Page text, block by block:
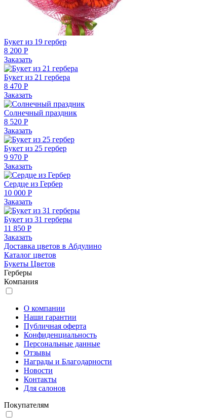
Букет из 19 гербер
8 200 Р
Заказать
Букет из 21 гербера
8 470 Р
Заказать
Солнечный праздник
8 520 Р
Заказать
Букет из 25 гербер
9 970 Р
Заказать
Сердце из Гербер
10 000 Р
Заказать
Букет из 31 герберы
11 850 Р
Заказать
Доставка цветов в Абдулино
Каталог цветов
Букеты Цветов
Герберы
Компания
О компании
Наши гарантии
Публичная оферта
Конфиденциальность
Персональные данные
Отзывы
Награды и Благодарности
Новости
Контакты
Для салонов
Покупателям